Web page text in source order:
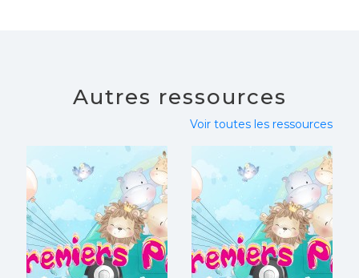
Autres ressources
Voir toutes les ressources